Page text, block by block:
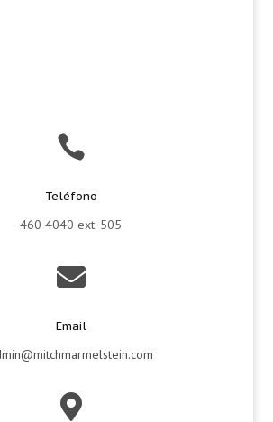

Teléfono
460 4040 ext. 505

Email
